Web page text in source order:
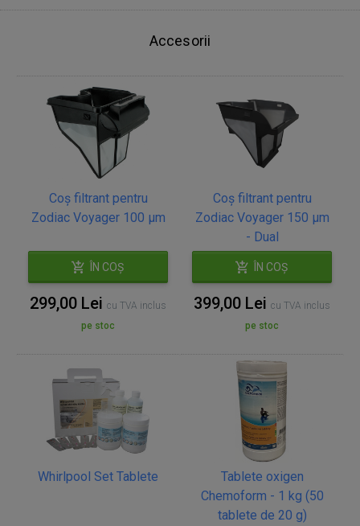
Accesorii
Coș filtrant pentru
Zodiac Voyager 100 µm
ÎN COȘ
299,00 Lei cu TVA inclus
pe stoc
Coș filtrant pentru
Zodiac Voyager 150 µm
- Dual
ÎN COȘ
399,00 Lei cu TVA inclus
pe stoc
Whirlpool Set Tablete
Tablete oxigen
Chemoform - 1 kg (50
tablete de 20 g)